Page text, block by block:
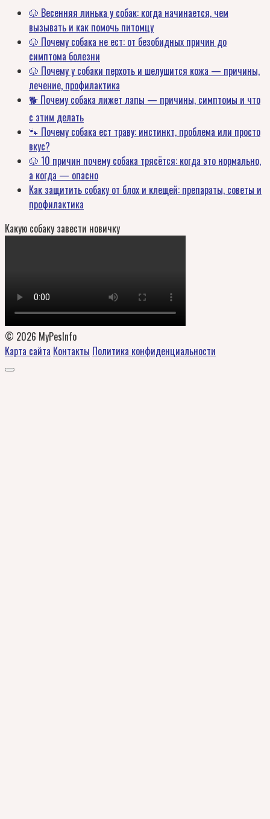
🐶 Весенняя линька у собак: когда начинается, чем
вызывать и как помочь питомцу
🐶 Почему собака не ест: от безобидных причин до
симптома болезни
🐶 Почему у собаки перхоть и шелушится кожа — причины,
лечение, профилактика
🐕 Почему собака лижет лапы — причины, симптомы и что
с этим делать
🐾 Почему собака ест траву: инстинкт, проблема или просто
вкус?
🐶 10 причин почему собака трясётся: когда это нормально,
а когда — опасно
Как защитить собаку от блох и клещей: препараты, советы и
профилактика
Какую собаку завести новичку
© 2026 MyPesInfo
Карта сайта Контакты Политика конфиденциальности